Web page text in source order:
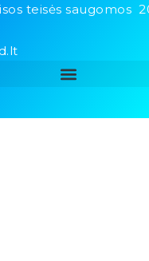
teisės saugomos